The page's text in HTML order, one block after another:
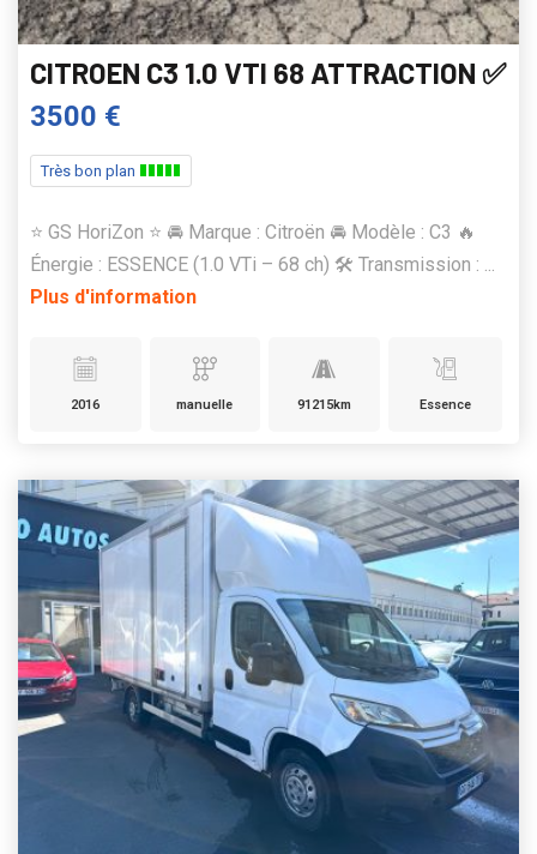
CITROEN C3 1.0 VTI 68 ATTRACTION ✅
3500 €
Très bon plan
⭐️ GS HoriZon ⭐️ 🚘 Marque : Citroën 🚘 Modèle : C3 🔥
Énergie : ESSENCE (1.0 VTi – 68 ch) 🛠️ Transmission : ...
Plus d'information
2016 manuelle 91215km Essence